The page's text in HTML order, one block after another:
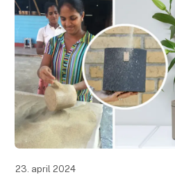
23. april 2024